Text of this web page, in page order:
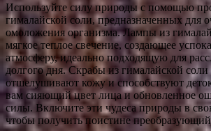
Используйте силу природы с помощью
гималайской соли, предназначенных для
омоложения организма. Лампы из
мягкое теплое свечение, создающее
атмосферу, идеально подходящую для
долгого дня. Скрабы из гималайской
отшелушивают кожу и способствуют
вам сияющий цвет лица и обновленное
силы. Включите эти чудеса природы в
чтобы получить поистине